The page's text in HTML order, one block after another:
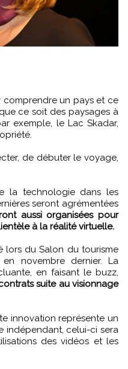
ce soit des paysages à
exemple, le Lac Skadar,
de débuter le voyage,
la technologie dans les
seront agrémentées
aussi organisées pour
à la réalité virtuelle.
lors du Salon du tourisme
novembre dernier. La
en faisant le buzz,
suite au visionnage
innovation représente un
indépendant, celui-ci sera
des vidéos et les